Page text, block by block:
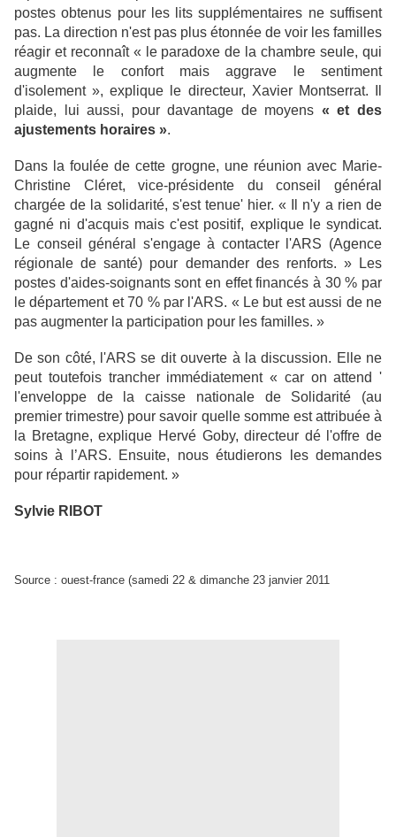
postes obtenus pour les lits supplémentaires ne suffisent
pas. La direction n'est pas plus étonnée de voir les familles
réagir et reconnaît « le paradoxe de la chambre seule, qui
augmente le confort mais aggrave le sentiment
d'isolement », explique le directeur, Xavier Montserrat. Il
plaide, lui aussi, pour davantage de moyens « et des
ajustements horaires ».
Dans la foulée de cette grogne, une réunion avec Marie-
Christine Cléret, vice-présidente du conseil général
chargée de la solidarité, s'est tenue' hier. « Il n'y a rien de
gagné ni d'acquis mais c'est positif, explique le syndicat.
Le conseil général s'engage à contacter l'ARS (Agence
régionale de santé) pour demander des renforts. » Les
postes d'aides-soignants sont en effet financés à 30 % par
le département et 70 % par l'ARS. « Le but est aussi de ne
pas augmenter la participation pour les familles. »
De son côté, l'ARS se dit ouverte à la discussion. Elle ne
peut toutefois trancher immédiatement « car on attend '
l'enveloppe de la caisse nationale de Solidarité (au
premier trimestre) pour savoir quelle somme est attribuée à
la Bretagne, explique Hervé Goby, directeur dé l'offre de
soins à l’ARS. Ensuite, nous étudierons les demandes
pour répartir rapidement. »
Sy vie RIBOT
Source : ouest-france (samedi 22 & dimanche 23 janvier 2011